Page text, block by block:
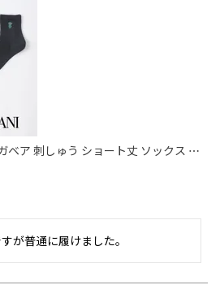
ベア 刺しゅう ショート丈 ソックス レ